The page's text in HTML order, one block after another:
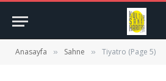
Anasayfa » Sahne » Tiyatro (Page 5)